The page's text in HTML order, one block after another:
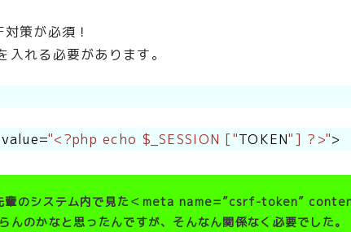
策が必須！
れる必要があります。
value="<?php echo $_SESSION ["TOKEN"] ?>">
先輩のシステム内で見た＜meta name=”csrf-token”
のかなと思ったんですが、そんなん関係なく必要でした。